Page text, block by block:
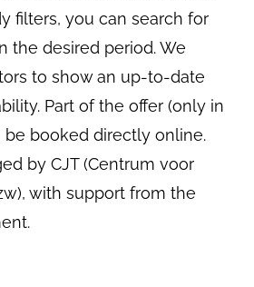
filters, you can search for
the desired period. We
to show an up-to-date
Part of the offer (only in
booked directly online.
by CJT (Centrum voor
with support from the